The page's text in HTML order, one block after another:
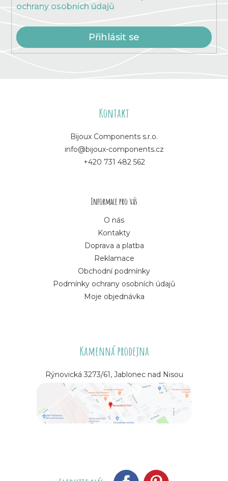
ý
i
s
ochrany osobních údajů
Přihlásit se
Kontakt
Bijoux Components s.r.o.
info@bijoux-components.cz
+420 731 482 562
Informace pro vás
O nás
Kontakty
Doprava a platba
Reklamace
Obchodní podmínky
Podmínky ochrany osobních údajů
Moje objednávka
Kamenná prodejna
Rýnovická 3273/61, Jablonec nad Nisou